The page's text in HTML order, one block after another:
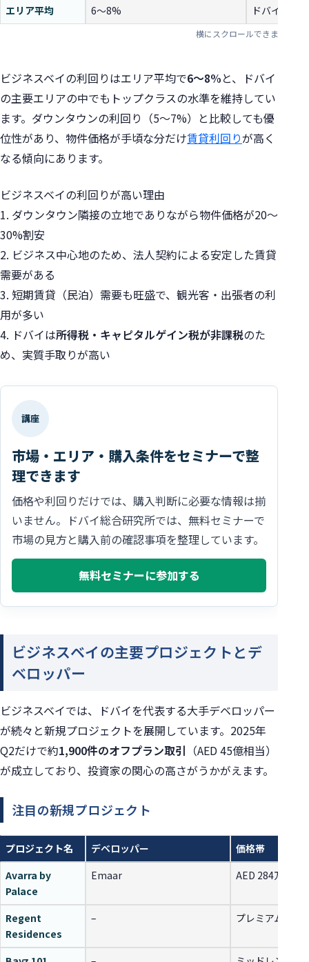
エリア平均
6〜8% ドバイ全体
ビジネスベイの利回りはエリア平均で6〜8%と、ドバイ
の主要エリアの中でもトップクラスの水準を維持してい
ます。ダウンタウンの利回り（5〜7%）と比較しても優
位性があり、物件価格が手頃な分だけ賃貸利回りが高く
なる傾向にあります。
ビジネスベイの利回りが高い理由
1. ダウンタウン隣接の立地でありながら物件価格が20〜
30%割安
2. ビジネス中心地のため、法人契約による安定した賃貸
需要がある
3. 短期賃貸（民泊）需要も旺盛で、観光客・出張者の利
用が多い
4. ドバイは所得税・キャピタルゲイン税が非課税のた
め、実質手取りが高い
講座
市場・エリア・購入条件をセミナーで整
理できます
価格や利回りだけでは、購入判断に必要な情報は揃
いません。ドバイ総合研究所では、無料セミナーで
市場の見方と購入前の確認事項を整理しています。
無料セミナーに参加する
ビジネスベイの主要プロジェクトとデ
ベロッパー
ビジネスベイでは、ドバイを代表する大手デベロッパー
が続々と新規プロジェクトを展開しています。2025年
Q2だけで約1,900件のオフプラン取引 （AED 45億相当）
が成立しており、投資家の関心の高さがうかがえます。
注目の新規プロジェクト
プロジェクト名 デベロッパー
価格帯
Avarra by
Palace
Emaar AED 284万〜（
Regent
Residences
– プレミアム価格